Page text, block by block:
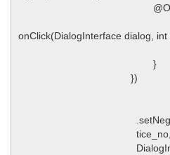
onClick(DialogInterface dialog, int
}
})